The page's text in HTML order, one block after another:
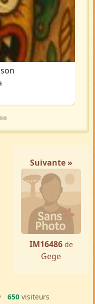
Suivante »
IM16486 de
Gege
• 650 visiteurs